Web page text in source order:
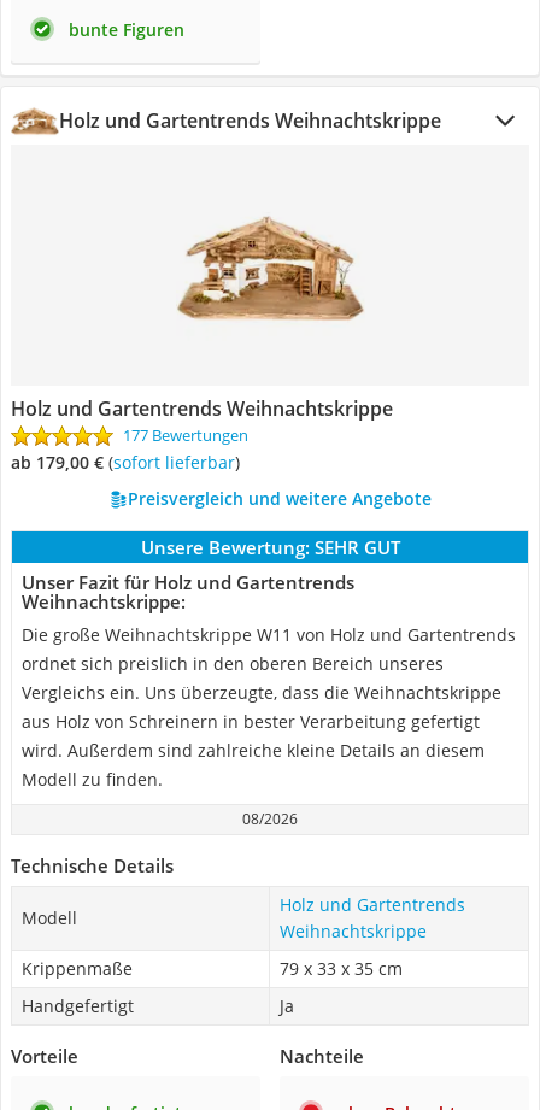
bunte Figuren
Holz und Gartentrends Weihnachtskrippe
Holz und Gartentrends Weihnachtskrippe
177 Bewertungen
ab 179,00 € ( Sofort lieferbar)
Preisvergleich und weitere Angebote
Unsere Bewertung: SEHR GUT
Unser Fazit für Holz und Gartentrends
Weihnachtskrippe:
Die große Weihnachtskrippe W11 von Holz und Gartentrends
ordnet sich preislich in den oberen Bereich unseres
Vergleichs ein. Uns überzeugte, dass die Weihnachtskrippe
aus Holz von Schreinern in bester Verarbeitung gefertigt
wird. Außerdem sind zahlreiche kleine Details an diesem
Modell zu finden.
08/2026
Technische Details
Modell
Holz und Gartentrends
Weihnachtskrippe
Krippenmaße
79 x 33 x 35 cm
Handgefertigt
Ja
Vorteile Nachteile